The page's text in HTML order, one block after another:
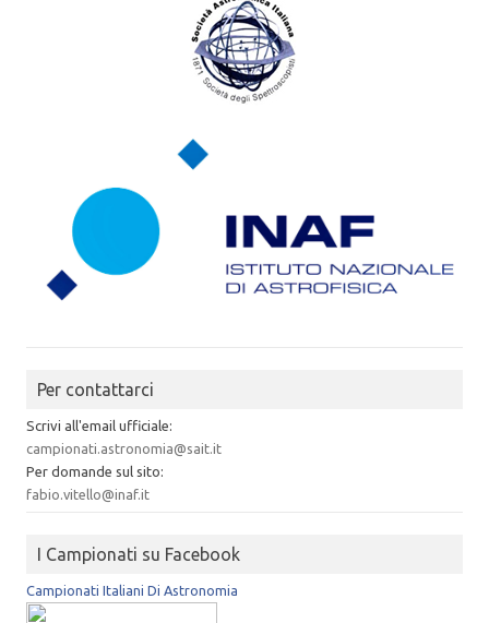
Per contattarci
Scrivi all'email ufficiale:
campionati.astronomia@sait.it
Per domande sul sito:
fabio.vitello@inaf.it
I Campionati su Facebook
Campionati Italiani Di Astronomia